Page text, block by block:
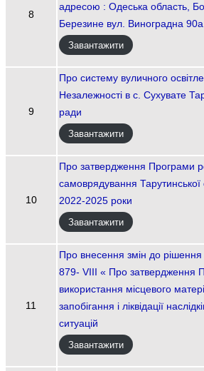
8
адресою : Одеська область,
Березине вул. Виноградна
Завантажити
9
Про систему вуличного
Незалежності в с. Сухувате
ради
Завантажити
10
Про затвердження Програми
самоврядування
2022-2025 роки
Завантажити
11
Про внесення змін до
879- VIII « Про затвердження
використання місцевого
запобігання і ліквідації
ситуацій
Завантажити